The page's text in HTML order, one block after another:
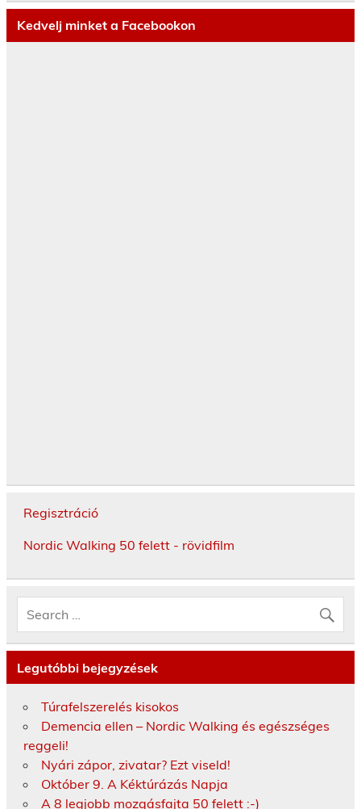
Kedvelj minket a Facebookon
Regisztráció
Nordic Walking 50 felett - rövidfilm
Legutóbbi bejegyzések
Túrafelszerelés kisokos
Demencia ellen – Nordic Walking és egészséges
reggeli!
Nyári zápor, zivatar? Ezt viseld!
Október 9. A Kéktúrázás Napja
A 8 legjobb mozgásfajta 50 felett :-)